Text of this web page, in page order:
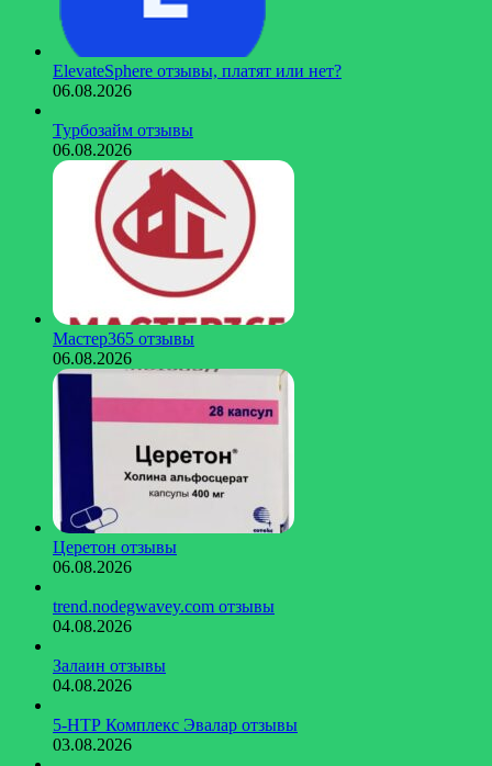
ElevateSphere отзывы, платят или нет?
06.08.2026
Турбозайм отзывы
06.08.2026
Мастер365 отзывы
06.08.2026
Церетон отзывы
06.08.2026
trend.nodegwavey.com отзывы
04.08.2026
Залаин отзывы
04.08.2026
5-НТР Комплекс Эвалар отзывы
03.08.2026